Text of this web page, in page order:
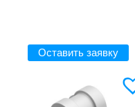
Оставить заявку